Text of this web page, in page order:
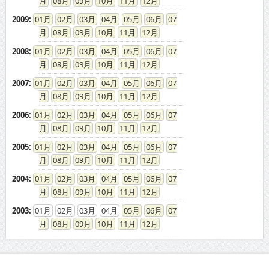
01 02 03 04 05 06
08
09 10 11
12
01 02 03 04 05 06
08
09 10 11
12
01 02 03 04 05 06
08
09 10 11
12
01 02 03 04 05 06
08
09 10 11
12
01 02 03 04 05 06
08
09 10 11
12
01 02 03 04 05 06
08
09 10 11 12
ドカントをご利用する皆様へ